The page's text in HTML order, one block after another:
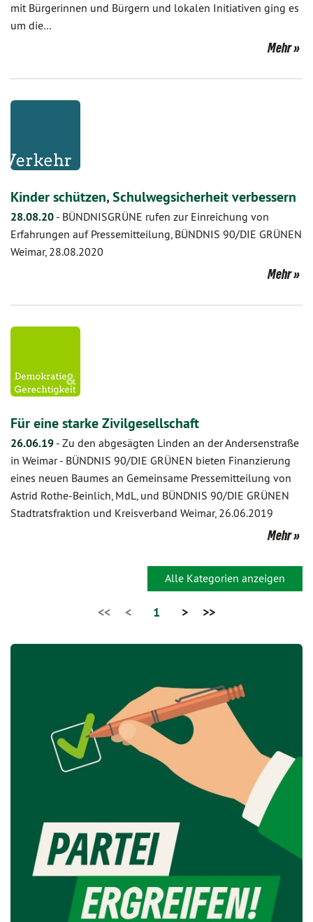
mit Bürgerinnen und Bürgern und lokalen Initiativen ging es
um die…
Mehr
Kinder schützen, Schulwegsicherheit verbessern
28.08.20 - BÜNDNISGRÜNE rufen zur Einreichung von
Erfahrungen auf Pressemitteilung, BÜNDNIS 90/DIE GRÜNEN
Weimar, 28.08.2020
Mehr
Für eine starke Zivilgesellschaft
26.06.19 - Zu den abgesägten Linden an der Andersenstraße
in Weimar - BÜNDNIS 90/DIE GRÜNEN bieten Finanzierung
eines neuen Baumes an Gemeinsame Pressemitteilung von
Astrid Rothe-Beinlich, MdL, und BÜNDNIS 90/DIE GRÜNEN
Stadtratsfraktion und Kreisverband Weimar, 26.06.2019
Mehr
Alle Kategorien anzeigen
<< < 1 > >>